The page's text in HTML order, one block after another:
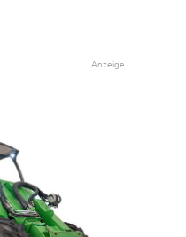
Anzeige